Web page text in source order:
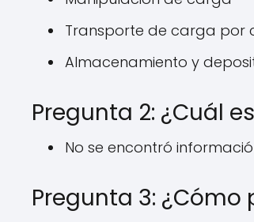
Transporte de carga por
Almacenamiento y
Pregunta 2: ¿Cuál
No se encontró
Pregunta 3: